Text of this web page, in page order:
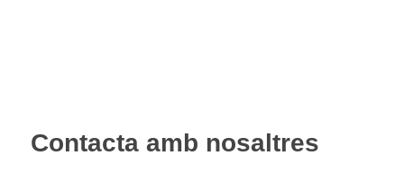
Contacta amb nosaltres